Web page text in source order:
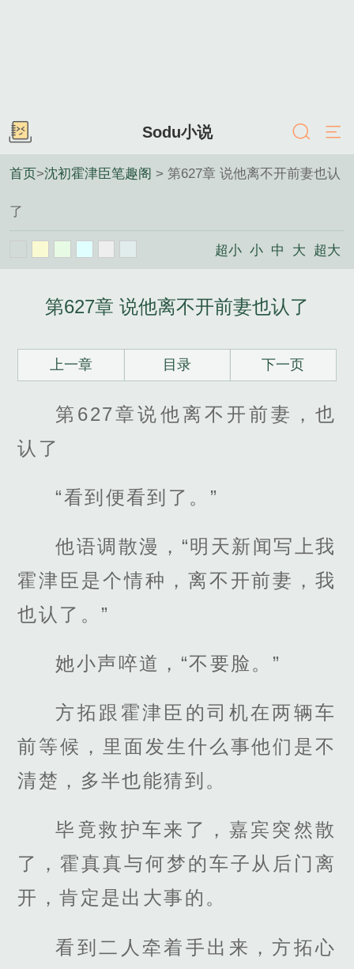
Sodu小说
首页>沈初霍津臣笔趣阁 > 第627章 说他离不开前妻也认
了
超小 小 中 大 超大
第627章 说他离不开前妻也认了
上一章 目录 下一页
第627章说他离不开前妻，也
认了
“看到便看到了。”
他语调散漫，“明天新闻写上我
霍津臣是个情种，离不开前妻，我
也认了。”
她小声啐道，“不要脸。”
方拓跟霍津臣的司机在两辆车
前等候，里面发生什么事他们是不
清楚，多半也能猜到。
毕竟救护车来了，嘉宾突然散
了，霍真真与何梦的车子从后门离
开，肯定是出大事的。
看到二人牵着手出来，方拓心